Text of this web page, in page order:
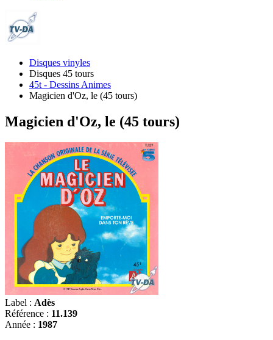
Disques vinyles
Disques 45 tours
45t - Dessins Animes
Magicien d'Oz, le (45 tours)
Magicien d'Oz, le (45 tours)
Label : Adès
Référence : 11.139
Année : 1987